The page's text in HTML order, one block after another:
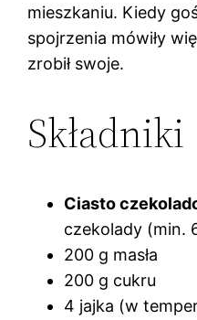
mieszkaniu. Kiedy
spojrzenia mówiły
zrobił swoje.
Składniki
Ciasto
czekolady (min.
200 g masła
200 g cukru
4 jajka (w